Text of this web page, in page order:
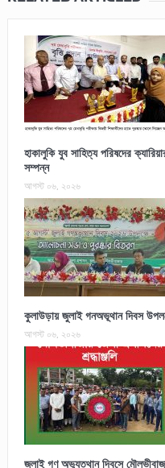
হাকালুকি যুব সাহিত্য পরিষদের
সম্পন্ন
আগস্ট ০৬, ২০২৬
কুলাউড়ায় জুলাই গনঅভূথান দিবস
আগস্ট ০৬, ২০২৬
জুলাই গণ অভ্যুত্থান দিবসে